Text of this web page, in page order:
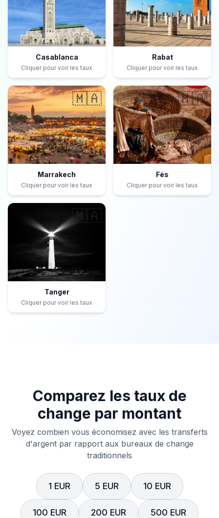
Casablanca
Cliquer pour voir les taux
Rabat
Cliquer pour voir les taux
🇲🇦
Marrakech
Cliquer pour voir les taux
🇲🇦
Fès
Cliquer pour voir les taux
🇲🇦
Tanger
Cliquer pour voir les taux
Comparez les taux de
change par montant
Voyez combien vous économisez avec les transferts
d'argent par rapport aux bureaux de change
traditionnels
1 EUR 5 EUR 10 EUR
100 EUR 200 EUR 500 EUR